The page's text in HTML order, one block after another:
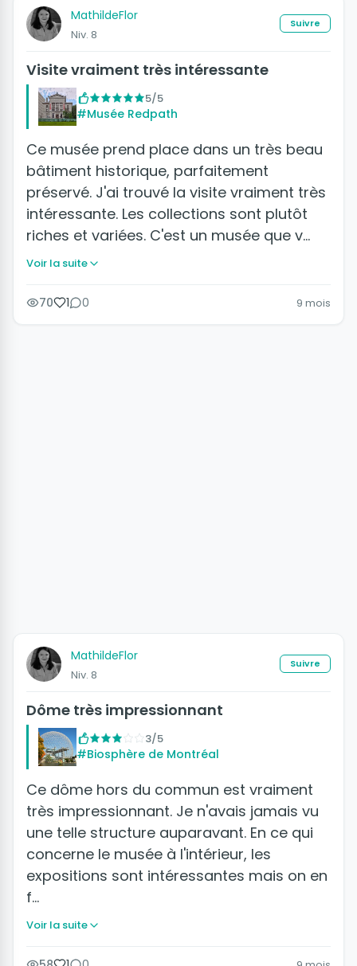
MathildeFlor
Niv. 8
Suivre
Visite vraiment très intéressante
5/5
#Musée Redpath
Ce musée prend place dans un très beau
bâtiment historique, parfaitement
préservé. J'ai trouvé la visite vraiment très
intéressante. Les collections sont plutôt
riches et variées. C'est un musée que v…
Voir la suite
70 1 0 9 mois
MathildeFlor
Niv. 8
Suivre
Dôme très impressionnant
3/5
#Biosphère de Montréal
Ce dôme hors du commun est vraiment
très impressionnant. Je n'avais jamais vu
une telle structure auparavant. En ce qui
concerne le musée à l'intérieur, les
expositions sont intéressantes mais on en
f…
Voir la suite